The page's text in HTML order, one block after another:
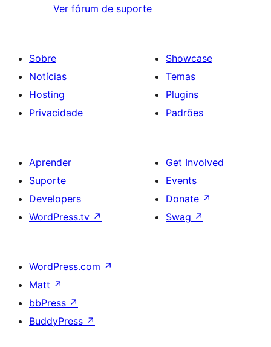
Ver fórum de suporte
Sobre
Notícias
Hosting
Privacidade
Showcase
Temas
Plugins
Padrões
Aprender
Suporte
Developers
WordPress.tv ↗
Get Involved
Events
Donate ↗
Swag ↗
WordPress.com ↗
Matt ↗
bbPress ↗
BuddyPress ↗